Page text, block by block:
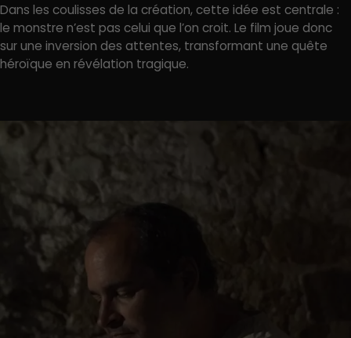
Dans les coulisses de la création, cette idée est centrale :
le monstre n’est pas celui que l’on croit. Le film joue donc
sur une inversion des attentes, transformant une quête
héroïque en révélation tragique.